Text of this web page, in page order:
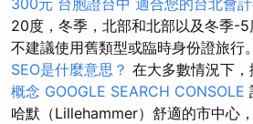
20度，冬季，北部和北部以及冬季-5
不建議使用舊類型或臨時身份證旅行
SEO是什麼意思？ 在大多數情況下
概念 GOOGLE SEARCH CONSOLE
哈默（Lillehammer）舒適的市中心